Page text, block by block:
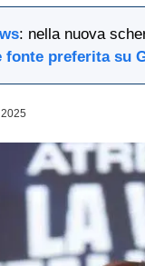
: nella nuova
fonte preferita su